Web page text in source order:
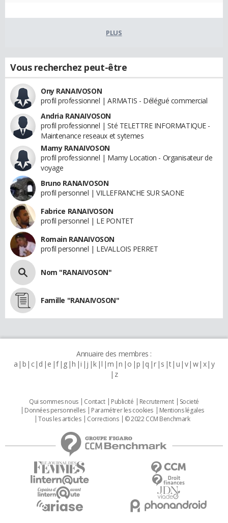
PLUS
Vous recherchez peut-être
Ony RANAIVOSON
profil professionnel | ARMATIS - Délégué commercial
Andria RANAIVOSON
profil professionnel | Sté TELETTRE INFORMATIQUE -
Maintenance reseaux et sytemes
Mamy RANAIVOSON
profil professionnel | Mamy Location - Organisateur de
voyage
Bruno RANAIVOSON
profil personnel | VILLEFRANCHE SUR SAONE
Fabrice RANAIVOSON
profil personnel | LE PONTET
Romain RANAIVOSON
profil personnel | LEVALLOIS PERRET
Nom "RANAIVOSON"
Famille "RANAIVOSON"
Annuaire des membres :
a b c d e f g h i j k l m n o p q r s t u v w x y
z
Qui sommes nous Contact Publicité Recrutement
Societé
Données personnelles
Paramétrer les cookies
Mentions légales
Tous les articles
Corrections © 2022 CCM Benchmark